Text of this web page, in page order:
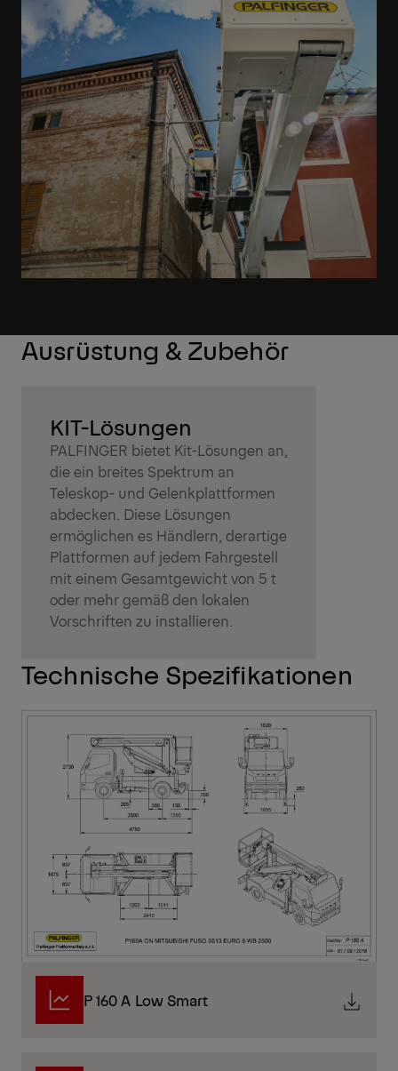
Ausrüstung & Zubehör
KIT-Lösungen
PALFINGER bietet Kit-Lösungen an,
die ein breites Spektrum an
Teleskop- und Gelenkplattformen
abdecken. Diese Lösungen
ermöglichen es Händlern, derartige
Plattformen auf jedem Fahrgestell
mit einem Gesamtgewicht von 5 t
oder mehr gemäß den lokalen
Vorschriften zu installieren.
Technische Spezifikationen
P 160 A Low Smart